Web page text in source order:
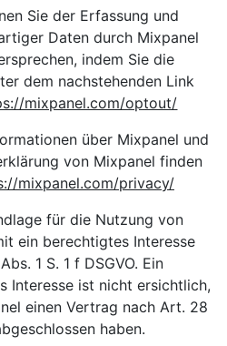
Sie der Erfassung und
Daten durch Mixpanel
indem Sie die
dem nachstehenden Link
mixpanel.com/optout/
über Mixpanel und
von Mixpanel finden
mixpanel.com/privacy/
für die Nutzung von
ein berechtigtes Interesse
1 S. 1 f DSGVO. Ein
Interesse ist nicht ersichtlich,
einen Vertrag nach Art. 28
haben.